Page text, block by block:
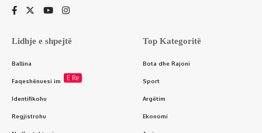
Lidhje e shpejtë
Ballina
Faqeshënuesi im E Re
Identifikohu
Regjistrohu
Top Kategoritë
Bota dhe Rajoni
Sport
Argëtim
Ekonomi